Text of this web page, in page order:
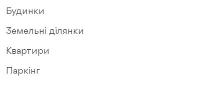
Будинки
Земельні ділянки
Квартири
Паркінг